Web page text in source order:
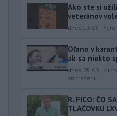
Ako ste si
veteránov
dnes 13:08 |
Oľano v
ak sa niekto
dnes 05:00 |
zobrazení
R. FICO: ČO
TLAČOVKU